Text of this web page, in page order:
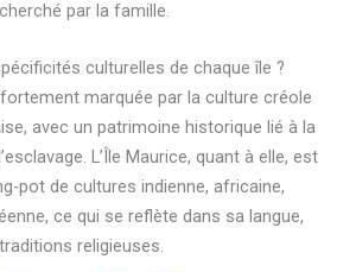
par la famille.
culturelles de chaque île ?
marquée par la culture créole
avec un patrimoine historique lié à la
L’Île Maurice, quant à elle, est
pot de cultures indienne, africaine,
ce qui se reflète dans sa langue,
religieuses.